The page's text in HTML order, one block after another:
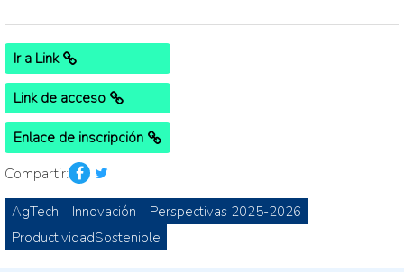
Ir a Link
Link de acceso
Enlace de inscripción
Compartir:
AgTech Innovación
Perspectivas 2025-2026
ProductividadSostenible